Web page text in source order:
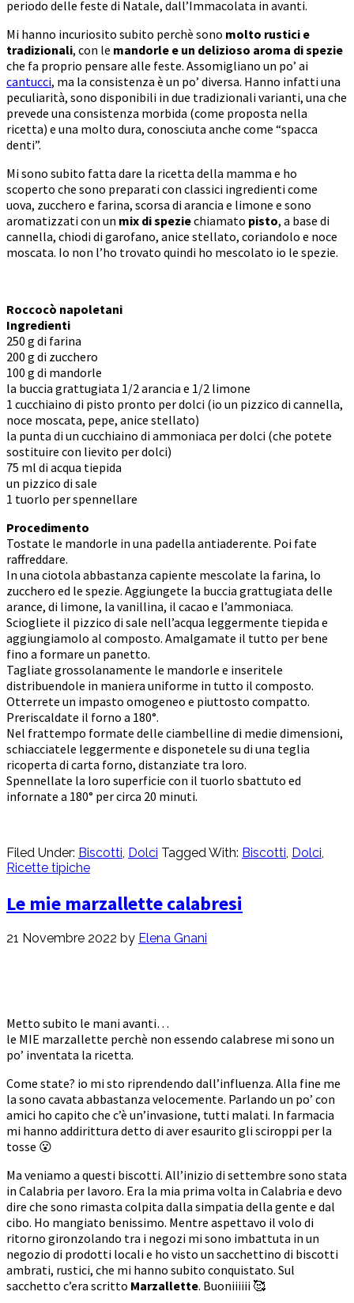
periodo delle feste di Natale, dall’Immacolata in avanti.
Mi hanno incuriosito subito perchè sono molto rustici e
tradizionali, con le mandorle e un delizioso aroma di spezie
che fa proprio pensare alle feste. Assomigliano un po’ ai
cantucci, ma la consistenza è un po’ diversa. Hanno infatti una
peculiarità, sono disponibili in due tradizionali varianti, una che
prevede una consistenza morbida (come proposta nella
ricetta) e una molto dura, conosciuta anche come “spacca
denti”.
Mi sono subito fatta dare la ricetta della mamma e ho
scoperto che sono preparati con classici ingredienti come
uova, zucchero e farina, scorsa di arancia e limone e sono
aromatizzati con un mix di speziechiamato pisto, a base di
cannella, chiodi di garofano, anice stellato, coriandolo e noce
moscata. Io non l’ho trovato quindi ho mescolato io le spezie.
Roccocò napoletani
Ingredienti
250 g di farina
200 g di zucchero
100 g di mandorle
la buccia grattugiata 1/2 arancia e 1/2 limone
1 cucchiaino di pisto pronto per dolci (io un pizzico di cannella,
noce moscata, pepe, anice stellato)
la punta di un cucchiaino di ammoniaca per dolci (che potete
sostituire con lievito per dolci)
75 ml di acqua tiepida
un pizzico di sale
1 tuorlo per spennellare
Procedimento
Tostate le mandorle in una padella antiaderente. Poi fate
raffreddare.
In una ciotola abbastanza capiente mescolate la farina, lo
zucchero ed le spezie. Aggiungete la buccia grattugiata delle
arance, di limone, la vanillina, il cacao e l’ammoniaca.
Sciogliete il pizzico di sale nell’acqua leggermente tiepida e
aggiungiamolo al composto. Amalgamate il tutto per bene
fino a formare un panetto.
Tagliate grossolanamente le mandorle e inseritele
distribuendole in maniera uniforme in tutto il composto.
Otterrete un impasto omogeneo e piuttosto compatto.
Preriscaldate il forno a 180°.
Nel frattempo formate delle ciambelline di medie dimensioni,
schiacciatele leggermente e disponetele su di una teglia
ricoperta di carta forno, distanziate tra loro.
Spennellate la loro superficie con il tuorlo sbattuto ed
infornate a 180° per circa 20 minuti.
Filed Under: Biscotti Dolci Tagged With: Biscotti Dolci
Ricette tipiche
Le mie marzallette calabresi
21 Novembre 2022 by Elena Gnani
Metto subito le mani avanti…
le MIE marzallette perchè non essendo calabrese mi sono un
po’ inventata la ricetta.
Come state? io mi sto riprendendo dall’influenza. Alla fine me
la sono cavata abbastanza velocemente. Parlando un po’ con
amici ho capito che c’è un’invasione, tutti malati. In farmacia
mi hanno addirittura detto di aver esaurito gli sciroppi per la
tosse 😮
Ma veniamo a questi biscotti. All’inizio di settembre sono stata
in Calabria per lavoro. Era la mia prima volta in Calabria e devo
dire che sono rimasta colpita dalla simpatia della gente e dal
cibo. Ho mangiato benissimo. Mentre aspettavo il volo di
ritorno gironzolando tra i negozi mi sono imbattuta in un
negozio di prodotti locali e ho visto un sacchettino di biscotti
ambrati, rustici, che mi hanno subito conquistato. Sul
sacchetto c’era scritto Marzallette. Buoniiiiii 🥰